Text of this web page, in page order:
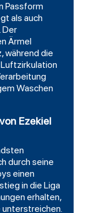
Passform
als auch
Der
Ärmel
während die
Waschen
Ezekiel
durch seine
einen
in die Liga
erhalten,
unterstreichen.